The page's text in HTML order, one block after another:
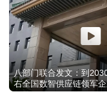
八部门联合发文：到
右全国数智供应链领军